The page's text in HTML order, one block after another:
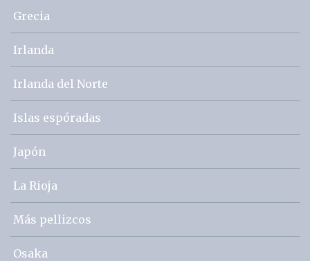
Grecia
Irlanda
Irlanda del Norte
Islas espóradas
Japón
La Rioja
Más pellizcos
Osaka